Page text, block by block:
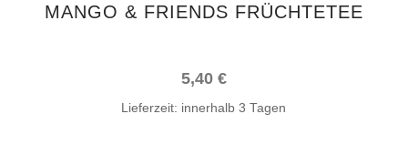
MANGO & FRIENDS FRÜCHTETEE
5,40 €
Lieferzeit: innerhalb 3 Tagen